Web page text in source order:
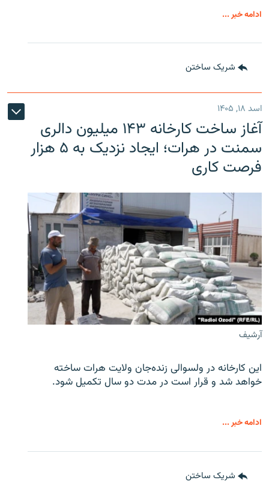
ادامه خبر ...
شریک ساختن
اسد ۱۸, ۱۴۰۵
آغاز ساخت کارخانه ۱۴۳ میلیون دالری
سمنت در هرات؛ ایجاد نزدیک به ۵ هزار
فرصت کاری
آرشیف
این کارخانه در ولسوالی زنده‌جان ولایت هرات ساخته
خواهد شد و قرار است در مدت دو سال تکمیل شود.
ادامه خبر ...
شریک ساختن